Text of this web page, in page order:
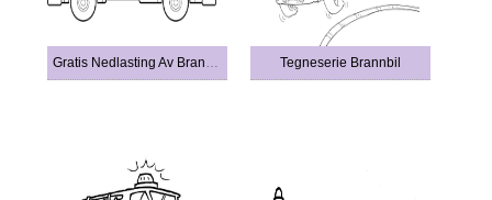
Gratis Nedlasting Av Brannbil Tegneserie Brannbil